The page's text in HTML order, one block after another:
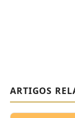
ARTIGOS